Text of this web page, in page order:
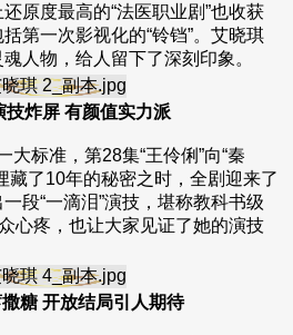
原度最高的“法医职业剧”也收获
第一次影视化的“铃铛”。艾晓琪
人物，给人留下了深刻印象。
技炸屏 有颜值实力派
标准，第28集“王伶俐”向“秦
藏了10年的秘密之时，全剧迎来了
段“一滴泪”演技，堪称教科书级
心疼，也让大家见证了她的演技
糖 开放结局引人期待